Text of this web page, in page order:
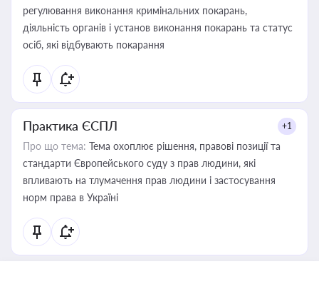
регулювання виконання кримінальних покарань,
діяльність органів і установ виконання покарань та статус
осіб, які відбувають покарання
Практика ЄСПЛ +1
Про що тема: Тема охоплює рішення, правові позиції та
стандарти Європейського суду з прав людини, які
впливають на тлумачення прав людини і застосування
норм права в Україні